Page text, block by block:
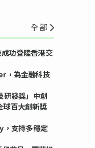
全部
功登陸香港交
，為金融科技
研發獎」中創
球百大創新獎
支持多穩定